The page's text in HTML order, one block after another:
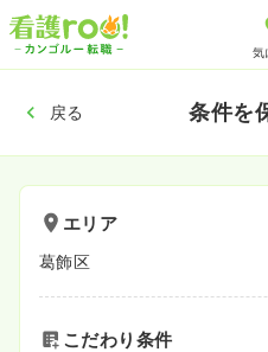
気
戻る 条件を
エリア
葛飾区
こだわり条件